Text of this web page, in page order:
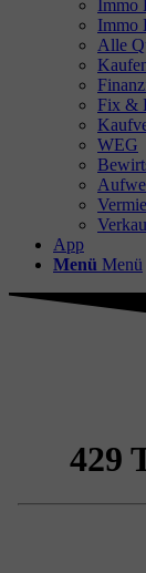
Immo
Immo
Alle
Fix &
WEG
App
Menü Menü